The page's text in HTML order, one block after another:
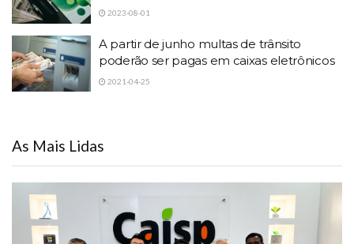
2023-08-01
A partir de junho multas de trânsito
poderão ser pagas em caixas eletrônicos
2021-04-25
As Mais Lidas